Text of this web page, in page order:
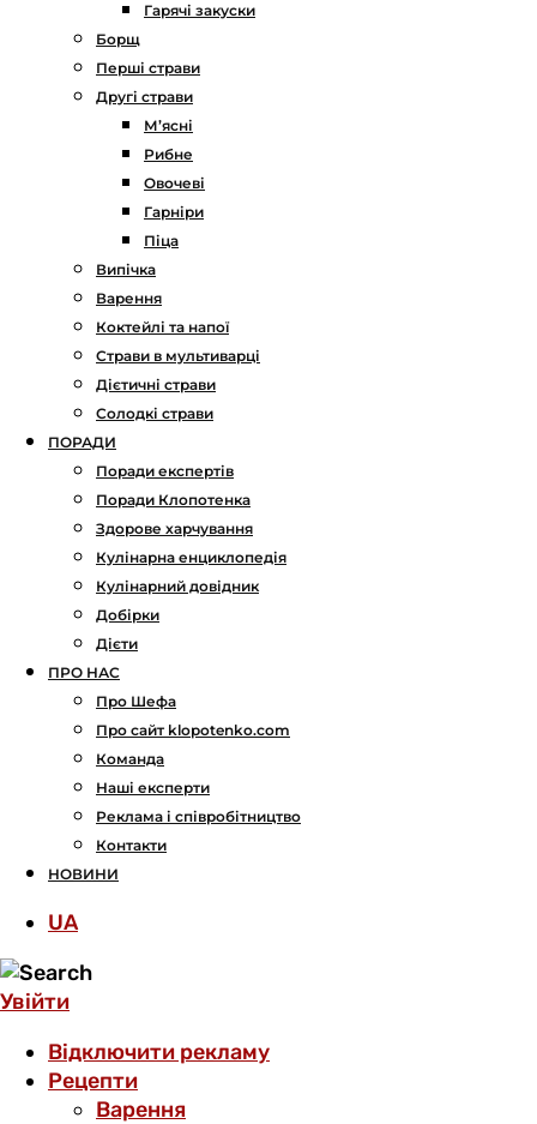
Гарячі закуски
Борщ
Перші страви
Другі страви
М’ясні
Рибне
Овочеві
Гарніри
Піца
Випічка
Варення
Коктейлі та напої
Страви в мультиварці
Дієтичні страви
Солодкі страви
ПОРАДИ
Поради експертів
Поради Клопотенка
Здорове харчування
Кулінарна енциклопедія
Кулінарний довідник
Добірки
Дієти
ПРО НАС
Про Шефа
Про сайт klopotenko.com
Команда
Наші експерти
Реклама і співробітництво
Контакти
НОВИНИ
UA
Увійти
Відключити рекламу
Рецепти
Варення